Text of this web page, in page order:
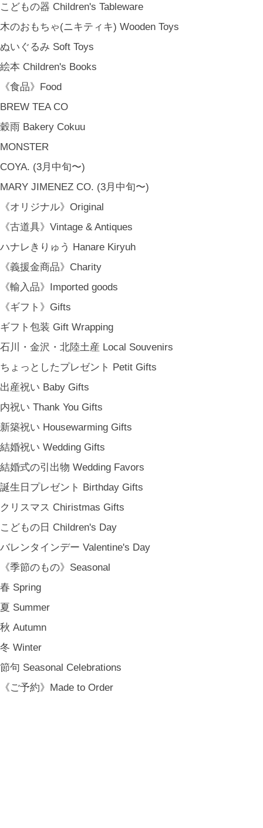
こどもの器 Children's Tableware
木のおもちゃ(ニキティキ) Wooden Toys
ぬいぐるみ Soft Toys
絵本 Children's Books
《食品》Food
BREW TEA CO
穀雨 Bakery Cokuu
MONSTER
COYA. (3月中旬〜)
MARY JIMENEZ CO. (3月中旬〜)
《オリジナル》Original
《古道具》Vintage & Antiques
ハナレきりゅう Hanare Kiryuh
《義援金商品》Charity
《輸入品》Imported goods
《ギフト》Gifts
ギフト包装 Gift Wrapping
石川・金沢・北陸土産 Local Souvenirs
ちょっとしたプレゼント Petit Gifts
出産祝い Baby Gifts
内祝い Thank You Gifts
新築祝い Housewarming Gifts
結婚祝い Wedding Gifts
結婚式の引出物 Wedding Favors
誕生日プレゼント Birthday Gifts
クリスマス Chiristmas Gifts
こどもの日 Children's Day
バレンタインデー Valentine's Day
《季節のもの》Seasonal
春 Spring
夏 Summer
秋 Autumn
冬 Winter
節句 Seasonal Celebrations
《ご予約》Made to Order
金沢・北陸で生まれたさまざまな作品を中心に、物語を宿し、使う人の
美しさに、和と洋、OLD & NEW のインスピレーションを重ね、暮らし
の中で愉しむインテリアスタイリングをご提案しています。 casa rua [
カーサ・ルア] 石川県金沢市尾張町2-14-20 八百萬本舗 内 casa rua / A
RU / icca / icca nicca Home Page Production & Photos by rua., co. ltd
HOME
SHOP INFO
SHOPPING GUIDE
CONTACT
[ MEMBERSHIP ]
TOP
登録
プライバシーポリシー
特定商取引法に基づく表記
会員規約